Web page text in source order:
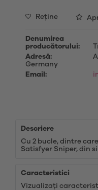
Reţine
Denumirea
producătorului:
Adresă:
Germany
Email:
Descriere
Cu 2 bucle, dintre
Satisfyer Sniper, din
Caracteristici
Vizualizați